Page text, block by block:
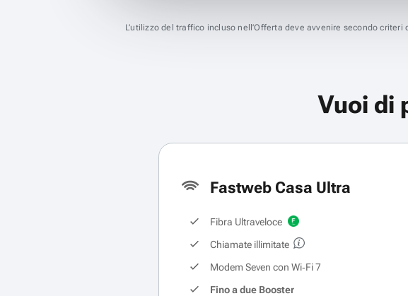
L’utilizzo del traffico incluso nell’Offerta deve avvenire secondo
Vuoi di
Fastweb Casa Ultra
Fibra Ultraveloce
Chiamate illimitate
Modem Seven con Wi‑Fi 7
Fino a due Booster